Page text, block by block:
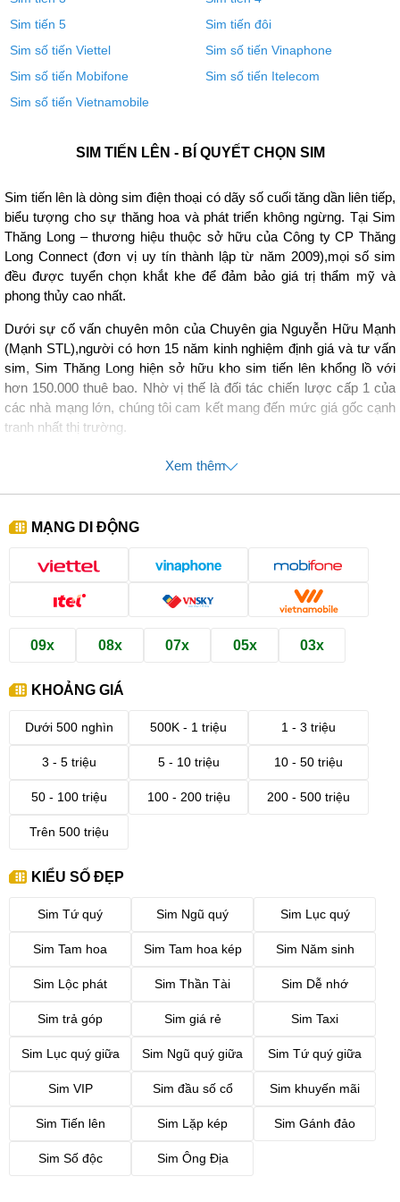
Sim tiến 5
Sim tiến đôi
Sim số tiến Viettel
Sim số tiến Vinaphone
Sim số tiến Mobifone
Sim số tiến Itelecom
Sim số tiến Vietnamobile
SIM TIẾN LÊN - BÍ QUYẾT CHỌN SIM
Sim tiến lên là dòng sim điện thoại có dãy số cuối tăng dần liên tiếp,
biểu tượng cho sự thăng hoa và phát triển không ngừng. Tại Sim
Thăng Long – thương hiệu thuộc sở hữu của Công ty CP Thăng
Long Connect (đơn vị uy tín thành lập từ năm 2009),mọi số sim
đều được tuyển chọn khắt khe để đảm bảo giá trị thẩm mỹ và
phong thủy cao nhất.
Dưới sự cố vấn chuyên môn của Chuyên gia Nguyễn Hữu Mạnh
(Mạnh STL),người có hơn 15 năm kinh nghiệm định giá và tư vấn
sim, Sim Thăng Long hiện sở hữu kho sim tiến lên khổng lồ với
hơn 150.000 thuê bao. Nhờ vị thế là đối tác chiến lược cấp 1 của
các nhà mạng lớn, chúng tôi cam kết mang đến mức giá gốc cạnh
tranh nhất thị trường.
Cùng chúng tôi khám phá toàn diện:
Ý nghĩa của sim tiến lên là gì?
Hướng dẫn chi tiết cách chọn sim tiến lên
Sim Tiến Lên
1. Ý nghĩa của sim tiến lên là gì?
Sim Tiến Lên (hay còn gọi là sim số tiến) là dạng sim số đẹp với sự
tục hoặc tiến lên chẵn, lẻ. VD: *1234, *2468, *1357, *6789,…
Hiện nay Sim Tiến Lên được chia thành 2 loại là:Tiến lên đơn
số tiến hoặc 3 cặp nằm liên tiếp nhau).
Sim số tiến mang ý nghĩa cho sự vươn lên phát triển, thăng tiến
lượng tốt nếu hợp mệnh, hợp phong thủy. Những người sở hữu
như sim điện thoại.
Xem thêm
MẠNG DI ĐỘNG
09x 08x 07x 05x 03x
KHOẢNG GIÁ
Dưới 500 nghìn 500K - 1 triệu 1 - 3 triệu
3 - 5 triệu 5 - 10 triệu 10 - 50 triệu
50 - 100 triệu 100 - 200 triệu 200 - 500 triệu
Trên 500 triệu
KIỂU SỐ ĐẸP
Sim Tứ quý Sim Ngũ quý Sim Lục quý
Sim Tam hoa Sim Tam hoa kép Sim Năm sinh
Sim Lộc phát Sim Thần Tài Sim Dễ nhớ
Sim trả góp Sim giá rẻ Sim Taxi
Sim Lục quý giữa Sim Ngũ quý giữa Sim Tứ quý giữa
Sim VIP Sim đầu số cổ Sim khuyến mãi
Sim Tiến lên Sim Lặp kép Sim Gánh đảo
Sim Số độc Sim Ông Địa